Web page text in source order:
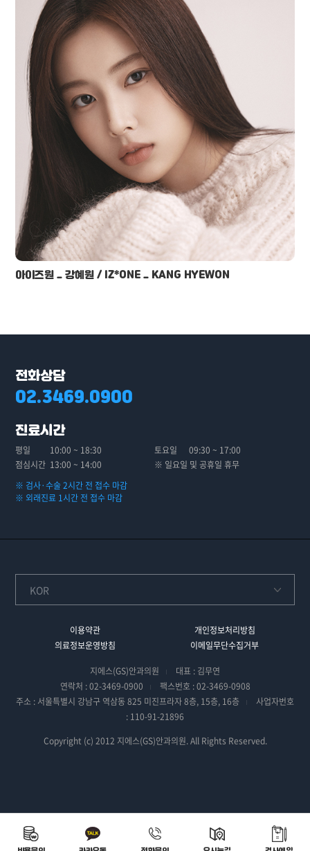
아이즈원 _ 강혜원 / IZ*ONE _ KANG HYEWON
전화상담
02.3469.0900
진료시간
평일
10:00 ~ 18:30 토요일
09:30 ~ 17:00
점심시간 13:00 ~ 14:00
※ 일요일 및 공휴일 휴무
※ 검사·수술 2시간 전 접수 마감
※ 외래진료 1시간 전 접수 마감
이용약관
개인정보처리방침
의료정보운영방침
이메일무단수집거부
지에스(GS)안과의원
대표 : 김무연
연락처 : 02-3469-0900
팩스번호 : 02-3469-0908
주소 : 서울특별시 강남구 역삼동 825 미진프라자 8층, 15층, 16층
사업자번호
: 110-91-21896
Copyright (c) 2012 지에스(GS)안과의원. All Rights Reserved.